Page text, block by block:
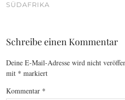
SÜDAFRIKA
Schreibe einen Kommentar
Deine E-Mail-Adresse wird nicht
mit * markiert
Kommentar *